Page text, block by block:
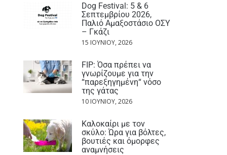
Dog Festival: 5 & 6
Σεπτεμβρίου 2026,
Παλιό Αμαξοστάσιο ΟΣΥ
– Γκάζι
15 ΙΟΥΝΊΟΥ, 2026
FIP: Όσα πρέπει να
γνωρίζουμε για την
“παρεξηγημένη“ νόσο
της γάτας
10 ΙΟΥΝΊΟΥ, 2026
Καλοκαίρι με τον
σκύλο: Ώρα για βόλτες,
βουτιές και όμορφες
αναμνήσεις